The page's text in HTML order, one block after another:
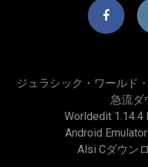
ジュラシック・ワールド
急流ダ
Worldedit 1.14.4
Android
Alsi Cダウン